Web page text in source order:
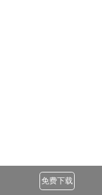
免费下载